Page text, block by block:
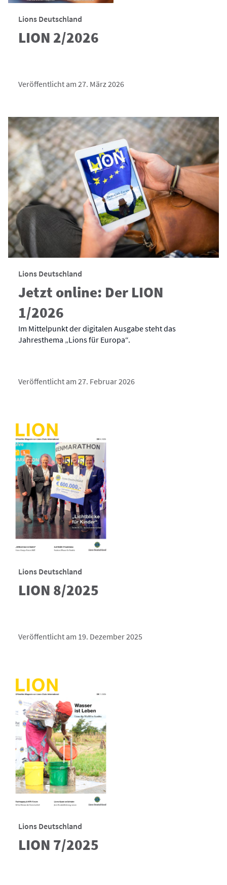
Lions Deutschland
LION 2/2026
Veröffentlicht am 27. März 2026
Lions Deutschland
Jetzt online: Der LION
1/2026
Im Mittelpunkt der digitalen Ausgabe steht das
Jahresthema „Lions für Europa“.
Veröffentlicht am 27. Februar 2026
Lions Deutschland
LION 8/2025
Veröffentlicht am 19. Dezember 2025
Lions Deutschland
LION 7/2025